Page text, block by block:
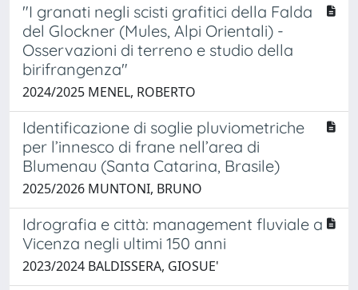
"I granati negli scisti grafitici della Falda
del Glockner (Mules, Alpi Orientali) -
Osservazioni di terreno e studio della
birifrangenza"
2024/2025 MENEL, ROBERTO
Identificazione di soglie pluviometriche
per l’innesco di frane nell’area di
Blumenau (Santa Catarina, Brasile)
2025/2026 MUNTONI, BRUNO
Idrografia e città: management fluviale a
Vicenza negli ultimi 150 anni
2023/2024 BALDISSERA, GIOSUE'